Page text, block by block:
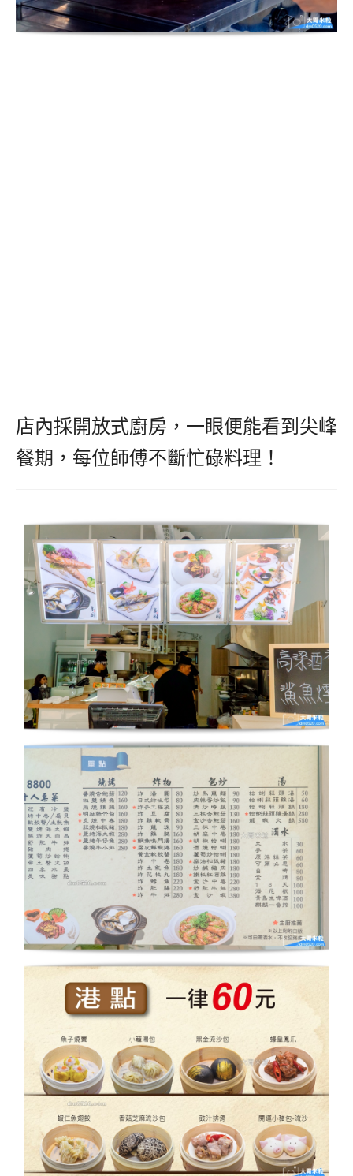
店內採開放式廚房，一眼便能看到尖峰
餐期，每位師傅不斷忙碌料理！